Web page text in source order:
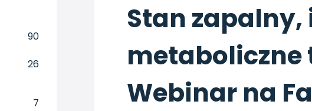
90
26
7
Stan
metaboliczne
Webinar na